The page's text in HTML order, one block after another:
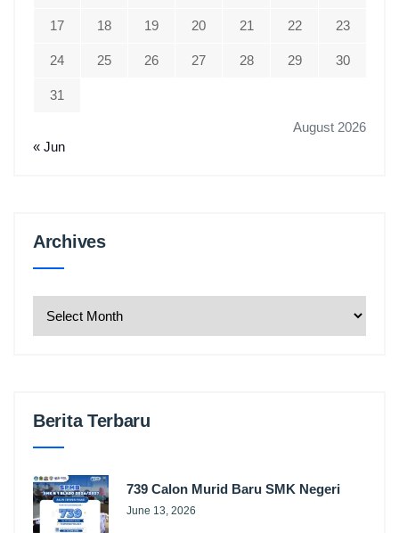
August 2026
17 18 19 20 21 22 23
24 25 26 27 28 29 30
31
« Jun
ArchivesArchives
Berita Terbaru
739 Calon Murid Baru SMK Negeri
June 13, 2026